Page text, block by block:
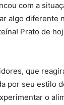
com a
algo diferente
Prato de
que
por seu estilo
o